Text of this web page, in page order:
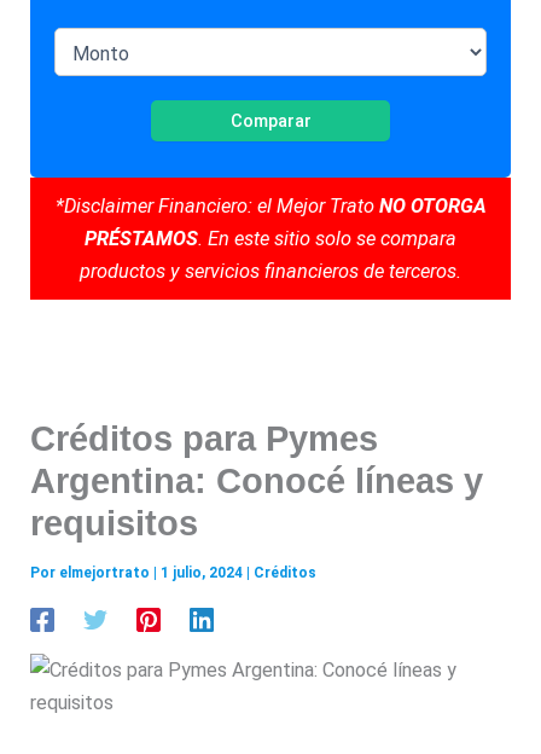
Comparar
*Disclaimer Financiero: el Mejor Trato NO OTORGA
PRÉSTAMOS. En este sitio solo se compara
productos y servicios financieros de terceros.
Créditos para Pymes
Argentina: Conocé líneas y
requisitos
Por elmejortrato 1 julio, 2024 Créditos